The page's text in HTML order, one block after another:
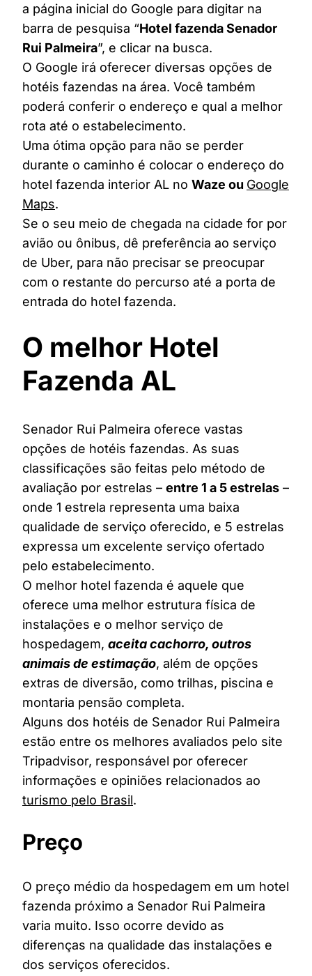
a página inicial do Google para digitar na
barra de pesquisa “Hotel fazenda Senador
Rui Palmeira”, e clicar na busca.
O Google irá oferecer diversas opções de
hotéis fazendas na área. Você também
poderá conferir o endereço e qual a melhor
rota até o estabelecimento.
Uma ótima opção para não se perder
durante o caminho é colocar o endereço do
hotel fazenda interior AL no Waze ou Google
Maps.
Se o seu meio de chegada na cidade for por
avião ou ônibus, dê preferência ao serviço
de Uber, para não precisar se preocupar
com o restante do percurso até a porta de
entrada do hotel fazenda.
O melhor Hotel
Fazenda AL
Senador Rui Palmeira oferece vastas
opções de hotéis fazendas. As suas
classificações são feitas pelo método de
avaliação por estrelas – entre 1 a 5 estrelas –
onde 1 estrela representa uma baixa
qualidade de serviço oferecido, e 5 estrelas
expressa um excelente serviço ofertado
pelo estabelecimento.
O melhor hotel fazenda é aquele que
oferece uma melhor estrutura física de
instalações e o melhor serviço de
hospedagem, aceita cachorro, outros
animais de estimação, além de opções
extras de diversão, como trilhas, piscina e
montaria pensão completa.
Alguns dos hotéis de Senador Rui Palmeira
estão entre os melhores avaliados pelo site
Tripadvisor, responsável por oferecer
informações e opiniões relacionados ao
turismo pelo Brasil.
Preço
O preço médio da hospedagem em um hotel
fazenda próximo a Senador Rui Palmeira
varia muito. Isso ocorre devido as
diferenças na qualidade das instalações e
dos serviços oferecidos.